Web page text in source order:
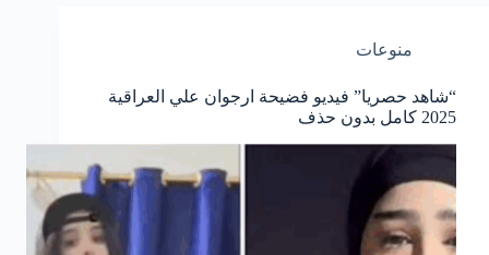
منوعات
“شاهد حصريا” فيديو فضيحة ارجوان علي العراقية
2025 كامل بدون حذف